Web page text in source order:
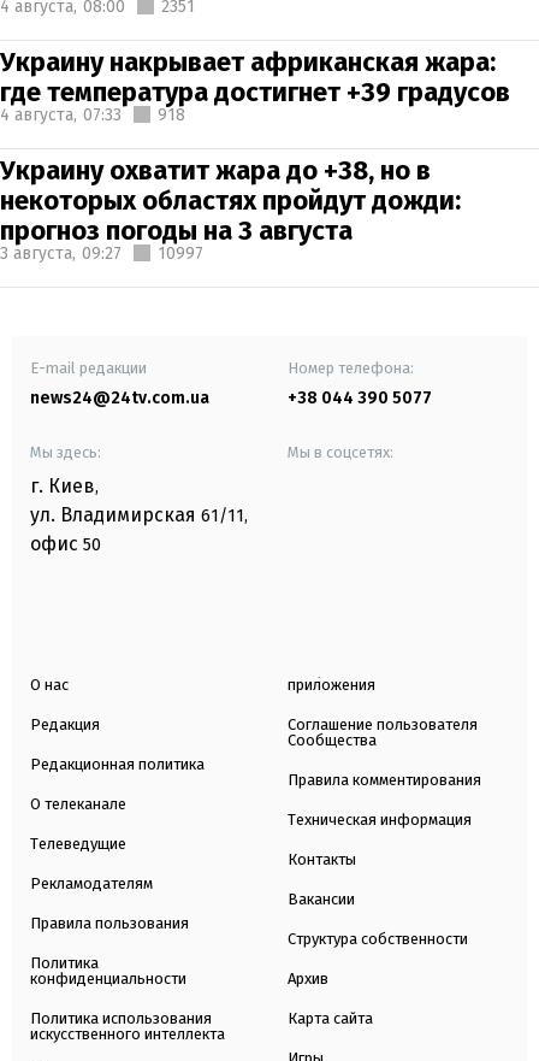
4 августа, 08:00 2351
Украину накрывает африканская жара:
где температура достигнет +39 градусов
4 августа, 07:33 918
Украину охватит жара до +38, но в
некоторых областях пройдут дожди:
прогноз погоды на 3 августа
3 августа, 09:27 10997
E-mail редакции
news24@24tv.com.ua
Номер телефона:
+38 044 390 5077
Мы здесь:
г. Киев,
ул. Владимирская 61/11,
офис 50
Мы в соцсетях:
О нас
Редакция
Редакционная политика
О телеканале
Телеведущие
Рекламодателям
Правила пользования
Политика
конфиденциальности
Политика использования
искусственного интеллекта
приложения
Соглашение пользователя
Сообщества
Правила комментирования
Техническая информация
Контакты
Вакансии
Структура собственности
Архив
Карта сайта
Игры